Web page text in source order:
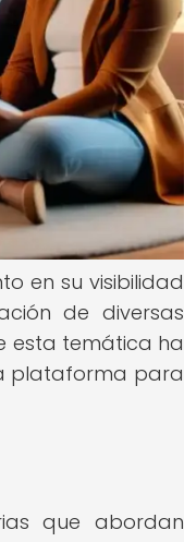
en su visibilidad
de diversas
esta temática ha
plataforma para
que abordan